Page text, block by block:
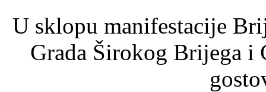
U sklopu manifestacije
Grada Širokog Brijega